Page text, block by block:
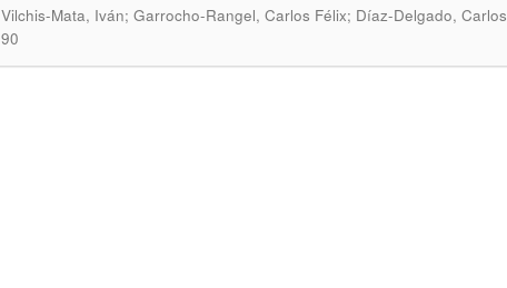
Vilchis-Mata, Iván; Garrocho-Rangel, Carlos Félix; Díaz-Delgado, Carlos
90